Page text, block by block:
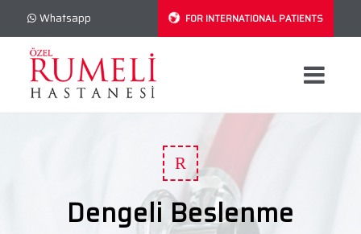
Whatsapp FOR INTERNATIONAL PATIENTS
R
Dengeli Beslenme